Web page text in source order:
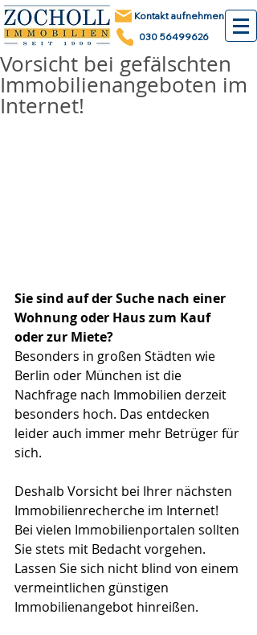
Kontakt aufnehmen
030 56499626
Vorsicht bei gefälschten
Immobilienangeboten im
Internet!
Sie sind auf der Suche nach einer
Wohnung oder Haus zum Kauf
oder zur Miete?
Besonders in großen Städten wie
Berlin oder München ist die
Nachfrage nach Immobilien derzeit
besonders hoch. Das entdecken
leider auch immer mehr Betrüger für
sich.
Deshalb Vorsicht bei Ihrer nächsten
Immobilienrecherche im Internet!
Bei vielen Immobilienportalen sollten
Sie stets mit Bedacht vorgehen.
Lassen Sie sich nicht blind von einem
vermeintlichen günstigen
Immobilienangebot hinreißen.